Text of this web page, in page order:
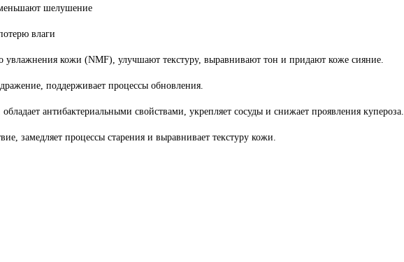
шелушение
влаги
увлажнения кожи (NMF), улучшают текстуру, выравнивают тон и придают коже сияние.
поддерживает процессы обновления.
антибактериальными свойствами, укрепляет сосуды и снижает проявления купероза.
замедляет процессы старения и выравнивает текстуру кожи.